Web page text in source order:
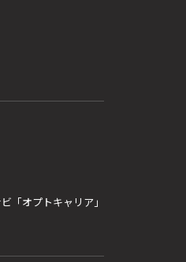
「オプトキャリア」